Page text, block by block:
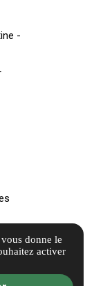
-
donne le
activer